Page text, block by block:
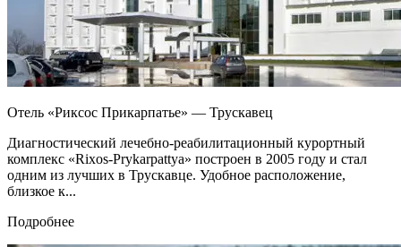
Отель «Риксос Прикарпатье» — Трускавец
Диагностический лечебно-реабилитационный курортный
комплекс «Rixos-Prykarpattya» построен в 2005 году и стал
одним из лучших в Трускавце. Удобное расположение,
близкое к...
Подробнее